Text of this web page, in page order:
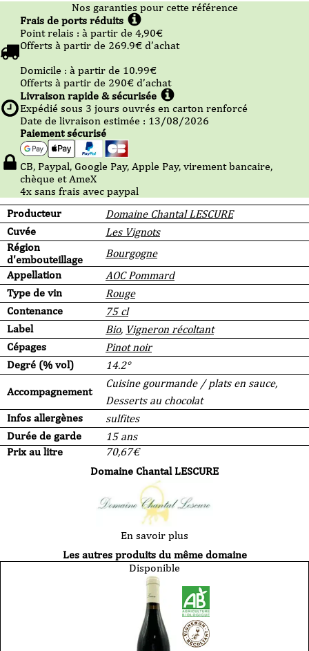
Producteur
Domaine Chantal LESCURE
Cuvée
Les Vignots
Région
d'embouteillage
Bourgogne
Appellation
AOC Pommard
Type de vin
Rouge
Contenance
75 cl
Label
Bio, Vigneron récoltant
Cépages
Pinot noir
Degré (% vol)
14.2°
Accompagnement
Cuisine gourmande / plats en sauce,
Desserts au chocolat
Infos allergènes
sulfites
Durée de garde
15 ans
Prix au litre
70,67€
Nos garanties pour cette référence
Frais de ports réduits
Point relais : à partir de 4,90€
Offerts à partir de 269.9€ d’achat
Domicile : à partir de 10.99€
Offerts à partir de 290€ d’achat
Livraison rapide & sécurisée
Expédié sous 3 jours ouvrés en carton renforcé
Date de livraison estimée : 13/08/2026
Paiement sécurisé
CB, Paypal, Google Pay, Apple Pay, virement bancaire,
chèque et AmeX
4x sans frais avec paypal
Domaine Chantal LESCURE
En savoir plus
Les autres produits du même domaine
Disponible